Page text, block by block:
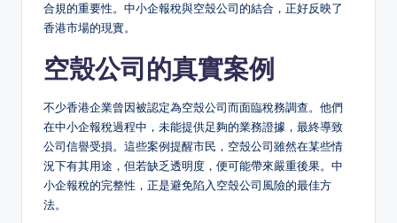
合規的重要性。中小企報稅與空殼公司的結合，正好反映了
香港市場的現實。
空殼公司的真實案例
不少香港企業曾因被認定為空殼公司而面臨稅務調查。他們
在中小企報稅過程中，未能提供足夠的業務證據，最終導致
公司信譽受損。這些案例提醒市民，空殼公司雖然在某些情
況下有其用途，但若缺乏透明度，便可能帶來嚴重後果。中
小企報稅的完整性，正是避免陷入空殼公司風險的最佳方
法。